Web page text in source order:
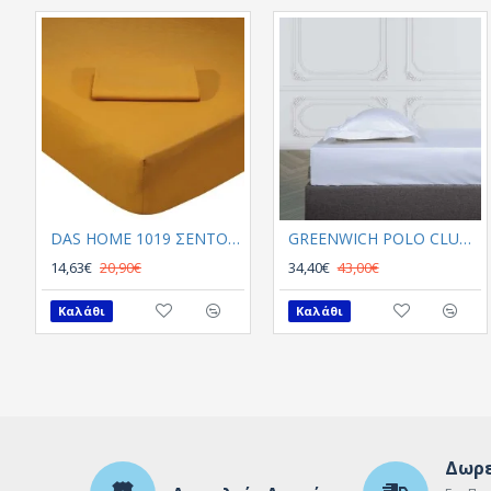
DAS HOME 1019 ΣΕΝΤΟΝΙ ΜΟΝΟ ΜΕ ΛΑΣΤΙΧΟ ΩΧΡΑ ΩΧΡΑ
14,63€ 20,90€
Καλάθι
GREENWICH POLO CLUB ΣΕΝΤΟΝΙ ME ΛΑΣΤΙΧΟ ΥΠΕΡΔΙΠΛΟ 2251 ΛΕΥΚΟ
34,40€ 43,00€
Καλάθι